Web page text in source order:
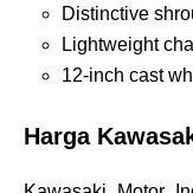
Distinctive
Lightweight
12-inch cast
Harga